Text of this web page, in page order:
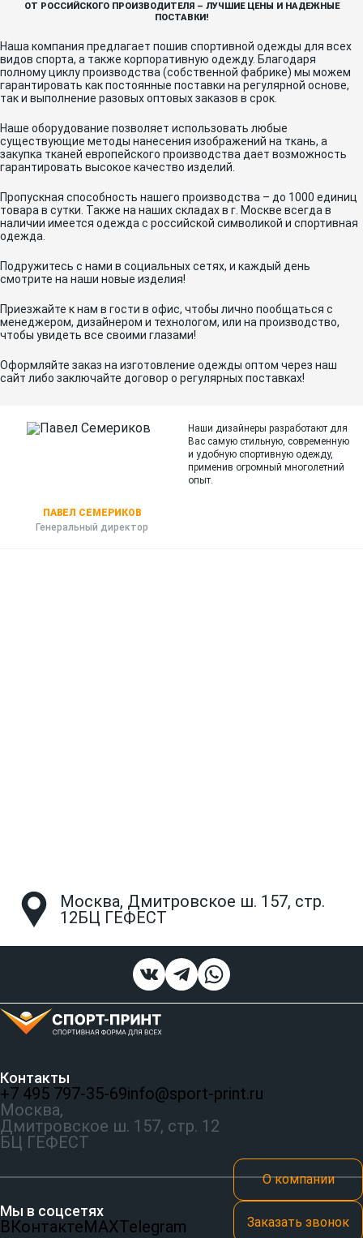
ОТ РОССИЙСКОГО ПРОИЗВОДИТЕЛЯ – ЛУЧШИЕ ЦЕНЫ И НАДЕЖНЫЕ
ПОСТАВКИ!
Наша компания предлагает пошив спортивной одежды для всех
видов спорта, а также корпоративную одежду. Благодаря
полному циклу производства (собственной фабрике) мы можем
гарантировать как постоянные поставки на регулярной основе,
так и выполнение разовых оптовых заказов в срок.
Наше оборудование позволяет использовать любые
существующие методы нанесения изображений на ткань, а
закупка тканей европейского производства дает возможность
гарантировать высокое качество изделий.
Пропускная способность нашего производства – до 1000 единиц
товара в сутки. Также на наших складах в г. Москве всегда в
наличии имеется одежда с российской символикой и спортивная
одежда.
Подружитесь с нами в социальных сетях, и каждый день
смотрите на наши новые изделия!
Приезжайте к нам в гости в офис, чтобы лично пообщаться с
менеджером, дизайнером и технологом, или на производство,
чтобы увидеть все своими глазами!
Оформляйте заказ на изготовление одежды оптом через наш
сайт либо заключайте договор о регулярных поставках!
ПАВЕЛ СЕМЕРИКОВ
Генеральный директор
Наши дизайнеры разработают для
Вас самую стильную, современную
и удобную спортивную одежду,
применив огромный многолетний
опыт.
Москва, Дмитровское ш. 157, стр.
12БЦ ГЕФЕСТ
Контакты
+7 495 797‑35-69info@sport-print.ru
Москва,
Дмитровское ш. 157, стр. 12
БЦ ГЕФЕСТ
Мы в соцсетях
ВКонтактеMAXTelegram
О компании
Заказать звонок